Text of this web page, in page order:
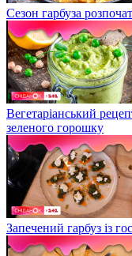
Сезон гарбуза
Вегетаріанський
зеленого горошку
Запечений гарбуз із